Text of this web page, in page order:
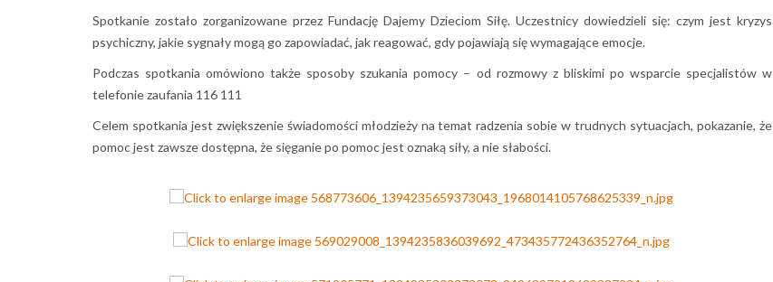
Spotkanie zostało zorganizowane przez Fundację Dajemy Dzieciom Siłę. Uczestnicy dowiedzieli się: czym jest kryzys
psychiczny, jakie sygnały mogą go zapowiadać, jak reagować, gdy pojawiają się wymagające emocje.
Podczas spotkania omówiono także sposoby szukania pomocy – od rozmowy z bliskimi po wsparcie specjalistów w
telefonie zaufania 116 111
Celem spotkania jest zwiększenie świadomości młodzieży na temat radzenia sobie w trudnych sytuacjach, pokazanie, że
pomoc jest zawsze dostępna, że sięganie po pomoc jest oznaką siły, a nie słabości.